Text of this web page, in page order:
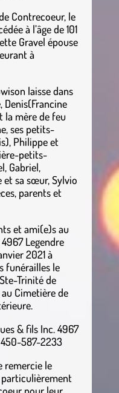
Contrecoeur, le
à l’âge de 101
Gravel épouse
à
laisse dans
Denis(Francine
la mère de feu
ses petits-
Philippe et
petits-
Gabriel,
et sa sœur, Sylvio
parents et
et ami(e)s au
Legendre
2021 à
funérailles le
Trinité de
Cimetière de
& fils Inc. 4967
587-2233
remercie le
pour leur